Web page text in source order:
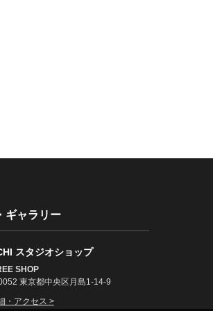
ギャラリー
スタジオショップ
SHOP
東京都中央区月島1-14-9
・アクセス >